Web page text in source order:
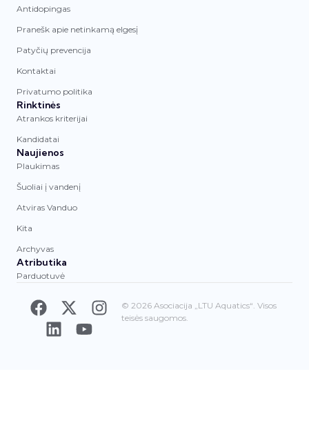
Antidopingas
Pranešk apie netinkamą elgesį
Patyčių prevencija
Kontaktai
Privatumo politika
Rinktinės
Atrankos kriterijai
Kandidatai
Naujienos
Plaukimas
Šuoliai į vandenį
Atviras Vanduo
Kita
Archyvas
Atributika
Parduotuvė
© 2026 Asociacija „LTU Aquatics“. Visos
teisės saugomos.